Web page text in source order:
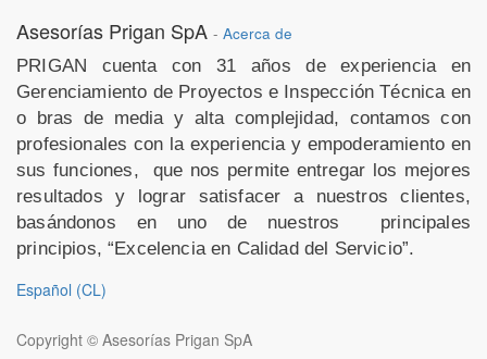
Asesorías Prigan SpA - Acerca de
PRIGAN cuenta con 31 años de experiencia en
Gerenciamiento de Proyectos e Inspección Técnica en
o bras de media y alta complejidad, contamos con
profesionales con la experiencia y empoderamiento en
sus funciones,
que nos permite entregar los mejores
resultados y lograr satisfacer a nuestros clientes,
basándonos en uno de nuestros
principales
principios, “Excelencia en Calidad del Servicio”.
Español (CL)
Copyright © Asesorías Prigan SpA